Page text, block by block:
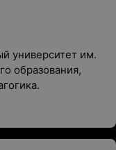
университет им.
образования,